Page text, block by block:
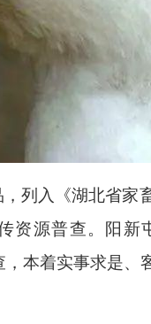
列入《湖北省家
资源普查。阳新
本着实事求是、